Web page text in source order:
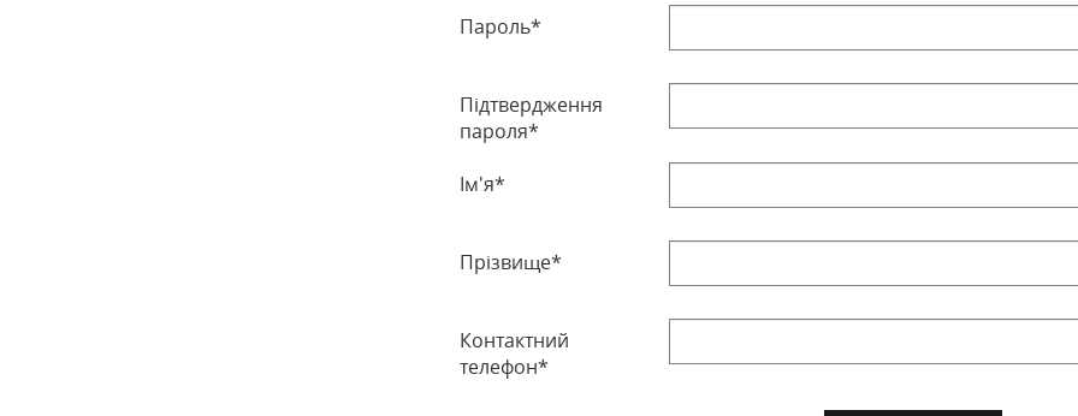
ГОДИННИКИ
Пароль*
Підтвердження
пароля*
Ім'я*
Прізвище*
Контактний
телефон*